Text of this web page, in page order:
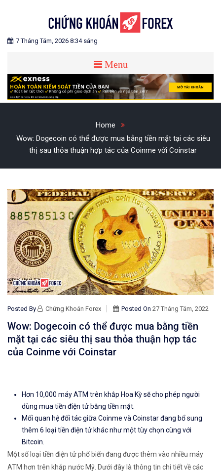
CHỨNG KHOÁN FOREX
Blog chia sẻ về Chứng Khoán và Forex
7 Tháng Tám, 2026 8:34 sáng
Menu
Home
Wow: Dogecoin có thể được mua bằng tiền mặt tại các siêu
thị sau thỏa thuận hợp tác của Coinme với Coinstar
Posted By Chứng Khoán Forex Posted On 27 Tháng Tám, 2022
Wow: Dogecoin có thể được mua bằng tiền
mặt tại các siêu thị sau thỏa thuận hợp tác
của Coinme với Coinstar
Hơn 10,000 máy ATM trên khắp Hoa Kỳ sẽ cho phép người
dùng mua tiền điện tử bằng tiền mặt.
Mối quan hệ đối tác giữa Coinme và Coinstar đang bổ sung
thêm 6 loại tiền điện tử khác như một tùy chọn cùng với
Bitcoin.
Một số loại tiền điện tử phổ biến đang được thêm vào nhiều máy
ATM hơn trên khắp nước Mỹ. Dưới đây là thông tin chi tiết về các